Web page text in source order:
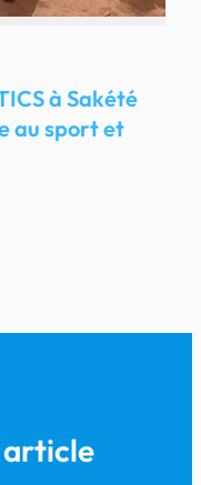
à Sakété
au sport et
article